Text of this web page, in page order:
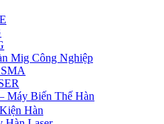
Mig Công Nghiệp
Máy Biến Thế Hàn
Hàn